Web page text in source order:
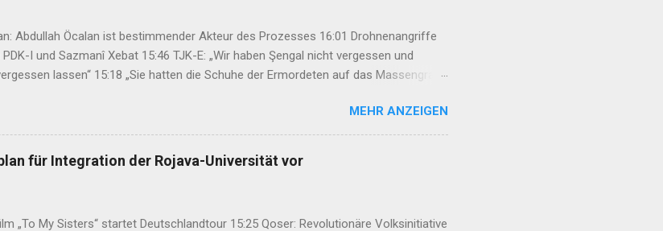
Abdullah Öcalan ist bestimmender Akteur des Prozesses 16:01 Drohnenangriffe
I und Sazmanî Xebat 15:46 TJK-E: „Wir haben Şengal nicht vergessen und
lassen“ 15:18 „Sie hatten die Schuhe der Ermordeten auf das Massengrab
verabschiedet 07:29 Mehdi Özdemir: Ein Rahmengesetz darf nicht nur das
regeln 13:51 Varisheh Moradi wird notwendige medizinische Behandlung
Kultur- und Naturfestival in Dersim eröffnet 13:09 „Çira Report“ disku...
MEHR ANZEIGEN
für Integration der Rojava-Universität vor
„To My Sisters“ startet Deutschlandtour 15:25 Qoser: Revolutionäre Volksinitiative